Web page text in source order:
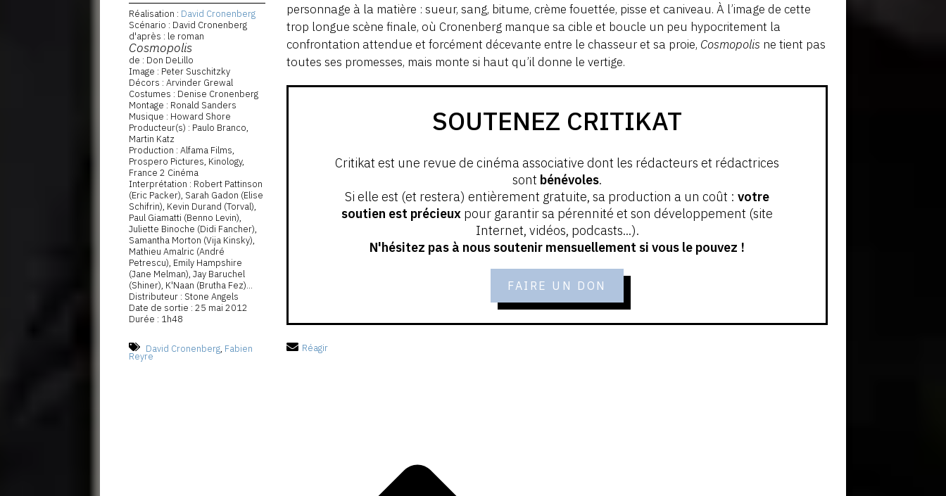
Réalisation : David Cronenberg
Scénario : David Cronenberg
d'après : le roman
Cosmopolis
de : Don DeLillo
Image : Peter Suschitzky
Décors : Arvinder Grewal
Costumes : Denise Cronenberg
Montage : Ronald Sanders
Musique : Howard Shore
Producteur(s) : Paulo Branco,
Martin Katz
Production : Alfama Films,
Prospero Pictures, Kinology,
France 2 Cinéma
Interprétation : Robert Pattinson
(Eric Packer), Sarah Gadon (Elise
Schifrin), Kevin Durand (Torval),
Paul Giamatti (Benno Levin),
Juliette Binoche (Didi Fancher),
Samantha Morton (Vija Kinsky),
Mathieu Amalric (André
Petrescu), Emily Hampshire
(Jane Melman), Jay Baruchel
(Shiner), K'Naan (Brutha Fez)...
Distributeur : Stone Angels
Date de sortie : 25 mai 2012
Durée : 1h48
David Cronenberg, Fabien
Reyre
personnage à la matière : sueur, sang, bitume, crème fouettée, pisse et caniveau. À l’image de cette
trop longue scène finale, où Cronenberg manque sa cible et boucle un peu hypocritement la
confrontation attendue et forcément décevante entre le chasseur et sa proie, Cosmopolis ne tient pas
toutes ses promesses, mais monte si haut qu’il donne le vertige.
SOUTENEZ CRITIKAT
Critikat est une revue de cinéma associative dont les rédacteurs et rédactrices
sont bénévoles.
Si elle est (et restera) entièrement gratuite, sa production a un coût : votre
soutien est précieux pour garantir sa pérennité et son développement (site
Internet, vidéos, podcasts...).
N'hésitez pas à nous soutenir mensuellement si vous le pouvez !
FAIRE UN DON
Réagir